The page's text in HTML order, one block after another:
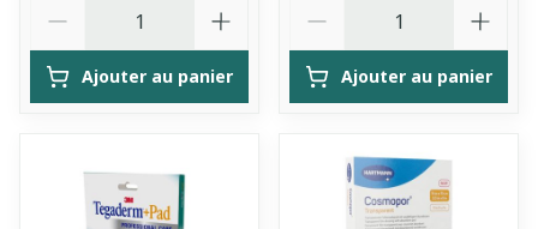
Ajouter au panier Ajouter au panier